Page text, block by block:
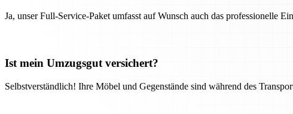
Ja, unser Full-Service-Paket umfasst auf Wunsch auch das professionelle
Ist mein Umzugsgut versichert?
Selbstverständlich! Ihre Möbel und Gegenstände sind während des